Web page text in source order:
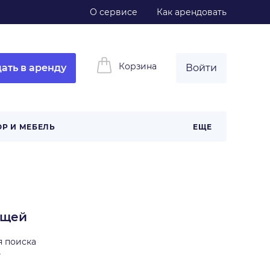
О сервисе Как арендовать
в аренду Корзина Войти
И МЕБЕЛЬ ЕЩЕ
поиска